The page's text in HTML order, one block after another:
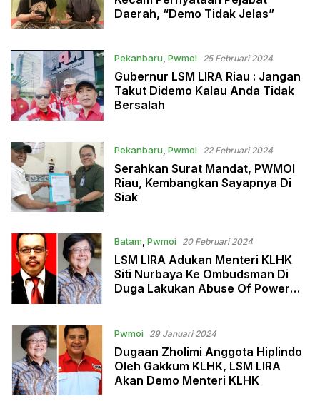
Daerah, “Demo Tidak Jelas”
Pekanbaru, Pwmoi 25 Februari 2024
Gubernur LSM LIRA Riau : Jangan
Takut Didemo Kalau Anda Tidak
Bersalah
Pekanbaru Pwmoi 22 Februari 2024
Serahkan Surat Mandat, PWMOI
Riau, Kembangkan Sayapnya Di
Siak
Batam, Pwmoi 20 Februari 2024
LSM LIRA Adukan Menteri KLHK
Siti Nurbaya Ke Ombudsman Di
Duga Lakukan Abuse Of Power
Pwmoi 29 Januari 2024
Dugaan Zholimi Anggota Hiplindo
Oleh Gakkum KLHK, LSM LIRA
Akan Demo Menteri KLHK